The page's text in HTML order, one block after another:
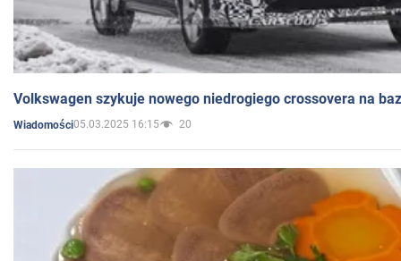
Volkswagen szykuje nowego niedrogiego crossovera na
Wiadomości05.03.2025 16:15 20